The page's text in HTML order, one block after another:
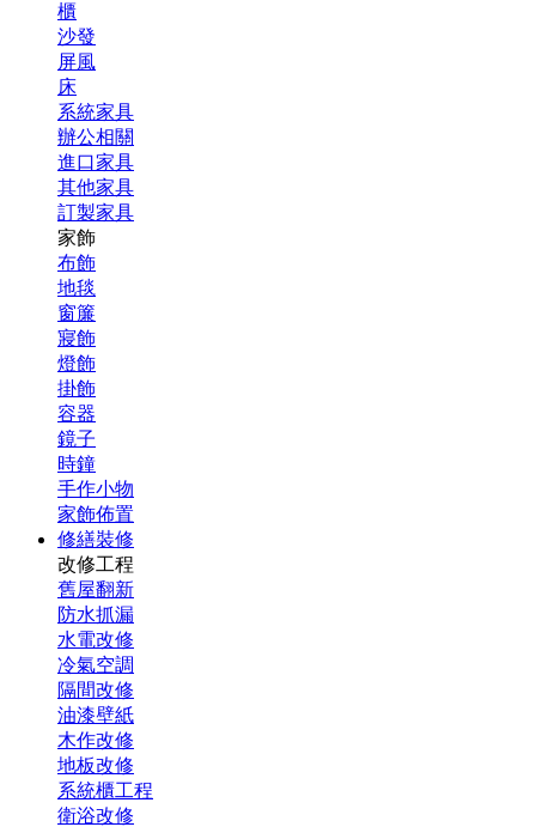
櫃
沙發
屏風
床
系統家具
辦公相關
進口家具
其他家具
訂製家具
家飾
布飾
地毯
窗簾
寢飾
燈飾
掛飾
容器
鏡子
時鐘
手作小物
家飾佈置
修繕裝修
改修工程
舊屋翻新
防水抓漏
水電改修
冷氣空調
隔間改修
油漆壁紙
木作改修
地板改修
系統櫃工程
衛浴改修